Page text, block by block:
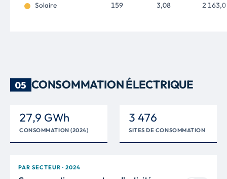
Solaire 159 3,08 2 163,0
05 CONSOMMATION ÉLECTRIQUE
27,9 GWh
CONSOMMATION (2024)
3 476
SITES DE CONSOMMATION
PAR SECTEUR · 2024